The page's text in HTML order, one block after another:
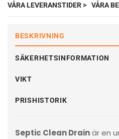
VÅRA LEVERANSTIDER > VÅRA
BESKRIVNING
SÄKERHETSINFORMATION
VIKT
PRISHISTORIK
Septic Clean Drainär en